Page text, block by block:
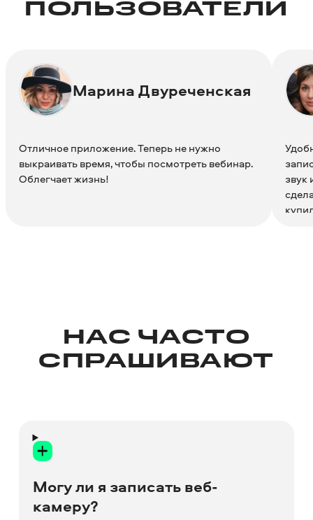
ПОЛЬЗОВАТЕЛИ
Марина Двуреченская
Отличное приложение. Теперь не нужно
выкраивать время, чтобы посмотреть вебинар.
Облегчает жизнь!
звук
НАС ЧАСТО
СПРАШИВАЮТ
Могу ли я записать веб-
камеру?